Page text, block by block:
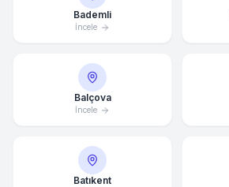
Bademli
İncele
Balçova
İncele
Batıkent